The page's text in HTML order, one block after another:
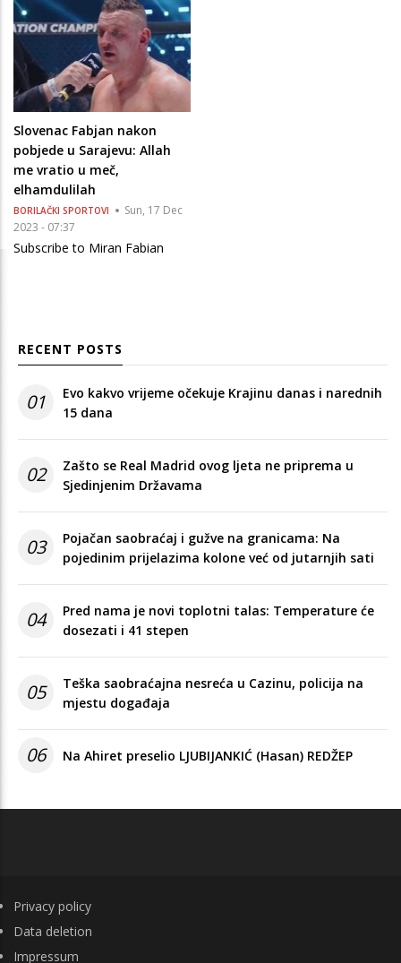
Slovenac Fabjan nakon
pobjede u Sarajevu: Allah
me vratio u meč,
elhamdulilah
BORILAČKI SPORTOVI
Sun, 17 Dec
2023 - 07:37
Subscribe to Miran Fabian
RECENT POSTS
01
Evo kakvo vrijeme očekuje Krajinu danas i narednih
15 dana
02
Zašto se Real Madrid ovog ljeta ne priprema u
Sjedinjenim Državama
03
Pojačan saobraćaj i gužve na granicama: Na
pojedinim prijelazima kolone već od jutarnjih sati
04
Pred nama je novi toplotni talas: Temperature će
dosezati i 41 stepen
05
Teška saobraćajna nesreća u Cazinu, policija na
mjestu događaja
06 Na Ahiret preselio LJUBIJANKIĆ (Hasan) REDŽEP
FOOTER
Privacy policy
Data deletion
Impressum